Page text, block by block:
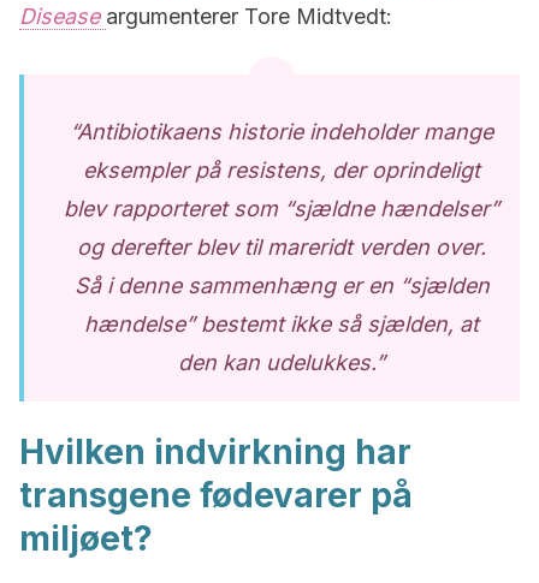
Disease argumenterer Tore Midtvedt:
“Antibiotikaens historie indeholder mange
eksempler på resistens, der oprindeligt
blev rapporteret som “sjældne hændelser”
og derefter blev til mareridt verden over.
Så i denne sammenhæng er en “sjælden
hændelse” bestemt ikke så sjælden, at
den kan udelukkes.”
Hvilken indvirkning har
transgene fødevarer på
miljøet?